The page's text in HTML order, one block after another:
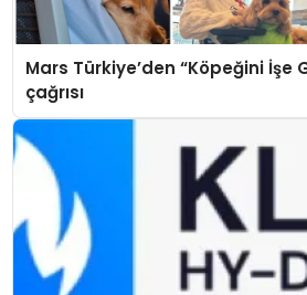
Mars Türkiye’den “Köpeğini İşe
çağrısı